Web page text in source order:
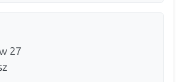
27